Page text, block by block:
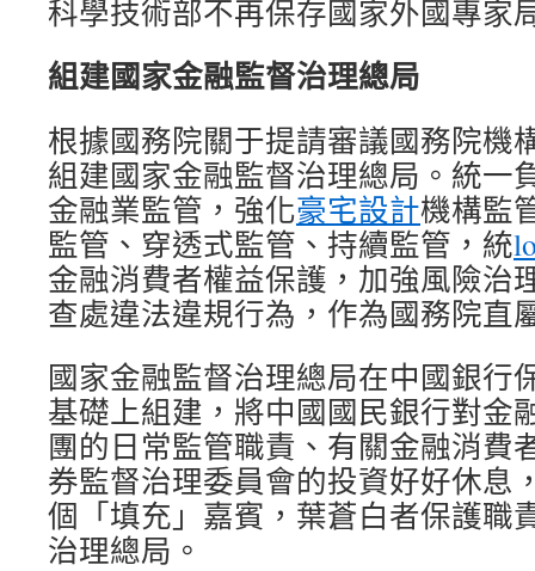
科學技術部不再保存國家外國專家
組建國家金融監督治理總局
根據國務院關于提請審議國務院機
組建國家金融監督治理總局。統一
金融業監管，強化豪宅設計機構監
監管、穿透式監管、持續監管，統
金融消費者權益保護，加強風險治
查處違法違規行為，作為國務院直
國家金融監督治理總局在中國銀行
基礎上組建，將中國國民銀行對金
團的日常監管職責、有關金融消費
券監督治理委員會的投資好好休息
個「填充」嘉賓，葉蒼白者保護職
治理總局。